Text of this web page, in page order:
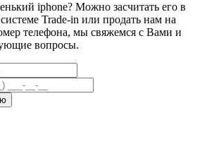
iphone? Можно засчитать его в
Trade-in или продать нам на
телефона, мы свяжемся с Вами и
вопросы.